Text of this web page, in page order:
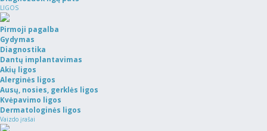
LIGOS
Pirmoji pagalba
Gydymas
Diagnostika
Dantų implantavimas
Akių ligos
Alerginės ligos
Ausų, nosies, gerklės ligos
Kvėpavimo ligos
Dermatologinės ligos
Vaizdo įrašai